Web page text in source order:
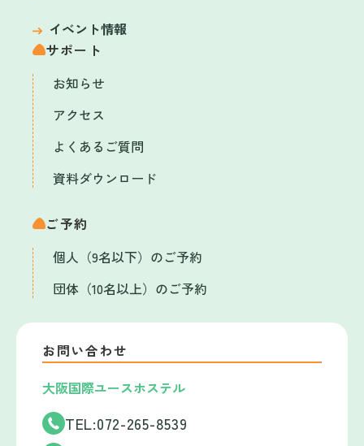
イベント情報
サポート
お知らせ
アクセス
よくあるご質問
資料ダウンロード
ご予約
個人（9名以下）のご予約
団体（10名以上）のご予約
お問い合わせ
大阪国際ユースホステル
TEL:072-265-8539